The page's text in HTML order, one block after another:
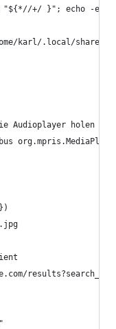
"${*//+/ }"; echo -e
karl/.local/share/
Audioplayer holen